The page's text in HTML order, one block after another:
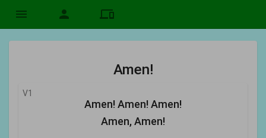
menu person devices
Amen!
V1
Amen! Amen! Amen!
Amen, Amen!